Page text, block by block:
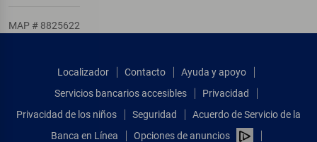
MAP # 8825622
Localizador Contacto
Ayuda y apoyo
Servicios bancarios accesibles
Privacidad
Privacidad de los niños
Seguridad
Acuerdo de Servicio de la
Banca en Línea
Opciones de anuncios